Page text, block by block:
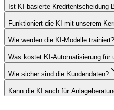
Ist KI-basierte Kreditentscheidung
Funktioniert die KI mit unserem
Wie werden die KI-Modelle trainiert?
Was kostet KI-Automatisierung für
Wie sicher sind die Kundendaten?
Kann die KI auch für